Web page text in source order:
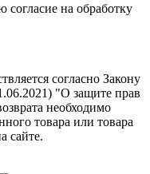
на обработку
согласно Закону
"О защите прав
необходимо
товара или товара
сайте.